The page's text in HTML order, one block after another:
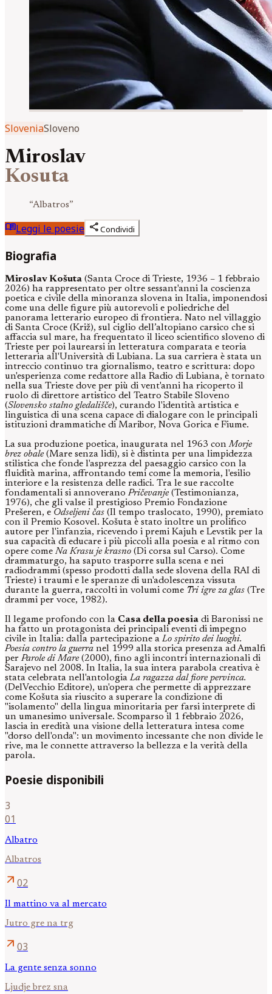
SloveniaSloveno
Miroslav
Kosuta
“Albatros”
menu_bookLeggi le poesie shareCondividi
Biografia
Miroslav Košuta (Santa Croce di Trieste, 1936 – 1 febbraio
2026) ha rappresentato per oltre sessant'anni la coscienza
poetica e civile della minoranza slovena in Italia, imponendosi
come una delle figure più autorevoli e poliedriche del
panorama letterario europeo di frontiera. Nato nel villaggio
di Santa Croce (Križ), sul ciglio dell’altopiano carsico che si
affaccia sul mare, ha frequentato il liceo scientifico sloveno di
Trieste per poi laurearsi in letteratura comparata e teoria
letteraria all'Università di Lubiana. La sua carriera è stata un
intreccio continuo tra giornalismo, teatro e scrittura: dopo
un'esperienza come redattore alla Radio di Lubiana, è tornato
nella sua Trieste dove per più di vent'anni ha ricoperto il
ruolo di direttore artistico del Teatro Stabile Sloveno
(Slovensko stalno gledališče), curando l'identità artistica e
linguistica di una scena capace di dialogare con le principali
istituzioni drammatiche di Maribor, Nova Gorica e Fiume.
La sua produzione poetica, inaugurata nel 1963 conMorje
brez obale(Mare senza lidi), si è distinta per una limpidezza
stilistica che fonde l'asprezza del paesaggio carsico con la
fluidità marina, affrontando temi come la memoria, l'esilio
interiore e la resistenza delle radici. Tra le sue raccolte
fondamentali si annoverano Pričevanje(Testimonianza,
1976), che gli valse il prestigioso Premio Fondazione
Prešeren, e Odseljeni čas (Il tempo traslocato, 1990), premiato
con il Premio Kosovel. Košuta è stato inoltre un prolifico
autore per l'infanzia, ricevendo i premi Kajuh e Levstik per la
sua capacità di educare i più piccoli alla poesia e al ritmo con
opere come Na Krasu je krasno (Di corsa sul Carso). Come
drammaturgo, ha saputo trasporre sulla scena e nei
radiodrammi (spesso prodotti dalla sede slovena della RAI di
Trieste) i traumi e le speranze di un'adolescenza vissuta
durante la guerra, raccolti in volumi come Tri igre za glas (Tre
drammi per voce, 1982).
Il legame profondo con la Casa della poesia di Baronissi ne
ha fatto un protagonista dei principali eventi di impegno
civile in Italia: dalla partecipazione a Lo spirito dei luoghi.
Poesia contro la guerra nel 1999 alla storica presenza ad Amalfi
per Parole di Mare(2000), fino agli incontri internazionali di
Sarajevo nel 2008. In Italia, la sua intera parabola creativa è
stata celebrata nell'antologia La ragazza dal fiore pervinca.
(DelVecchio Editore), un'opera che permette di apprezzare
come Košuta sia riuscito a superare la condizione di
"isolamento" della lingua minoritaria per farsi interprete di
un umanesimo universale. Scomparso il 1 febbraio 2026,
lascia in eredità una visione della letteratura intesa come
"dorso dell'onda": un movimento incessante che non divide le
rive, ma le connette attraverso la bellezza e la verità della
parola.
Poesie disponibili
3
01
Albatro
Albatros
arrow_outward 02
Il mattino va al mercato
Jutro gre na trg
arrow_outward 03
La gente senza sonno
Ljudje brez sna